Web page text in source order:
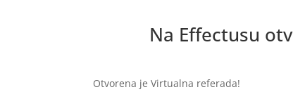
Na Effectusu
Otvorena je Virtualna referada!